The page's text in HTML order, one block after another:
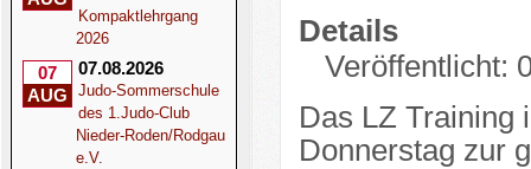
Kompaktlehrgang
2026
07
AUG
07.08.2026
Judo-Sommerschule
des 1.Judo-Club
Nieder-Roden/Rodgau
e.V.
Details
Veröffentlicht:
Das LZ Training
Donnerstag zur